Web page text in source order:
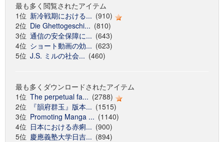
最も多く閲覧されたアイテム
1位 新冷戦期における... (910)
2位 Die Ghettogeschi... (810)
3位 通信の安全保障に... (643)
4位 ショート動画の効... (623)
5位 J.S. ミルの社会... (460)
最も多くダウンロードされたアイテム
1位 The perpetual fa... (2788)
2位
『韻府群玉』版本... (1515)
3位 Promoting Manga ... (1140)
4位 日本における赤痢... (900)
5位 慶應義塾大学日吉... (894)